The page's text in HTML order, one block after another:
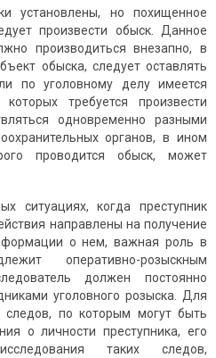
установлены, но похищенное
произвести обыск. Данное
производиться внезапно, в
обыска, следует оставлять
по уголовному делу имеется
требуется произвести
одновременно разными
органов, в ином
проводится обыск, может
ситуациях, когда преступник
направлены на получение
о нем, важная роль в
оперативно-розыскным
должен постоянно
уголовного розыска. Для
следов, по которым могут быть
о личности преступника, его
таких следов,